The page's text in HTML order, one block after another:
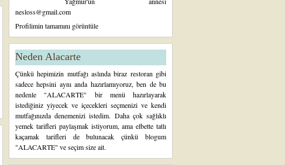
nesloss@gmail.com
Profilimin tamamını görüntüle
Neden Alacarte
Çünkü hepimizin mutfağı aslında biraz restoran gibi
sadece hepsini aynı anda hazırlamıyoruz, ben de bu
nedenle "ALACARTE" bir menü hazırlayarak
istediğiniz yiyecek ve içecekleri seçmenizi ve kendi
mutfağınızda denemenizi istedim. Daha çok sağlıklı
yemek tarifleri paylaşmak istiyorum, ama elbette tatlı
kaçamak tarifleri de bulunacak çünkü blogum
"ALACARTE" ve seçim size ait.